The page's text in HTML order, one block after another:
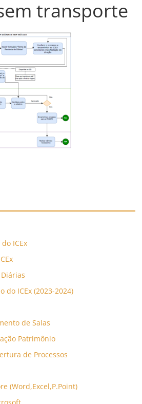
transporte
ICEx
do ICEx (2023-2024)
de Salas
Patrimônio
de Processos
(Word,Excel,P.Point)